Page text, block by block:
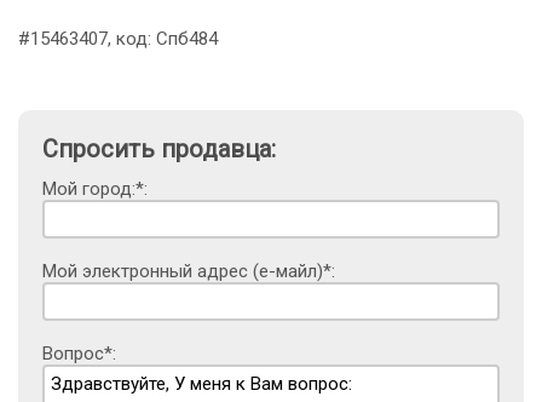
#15463407, код: Спб484
Спросить продавца:
Мой город:*:
Мой электронный адрес (е-майл)*:
Вопрос*: